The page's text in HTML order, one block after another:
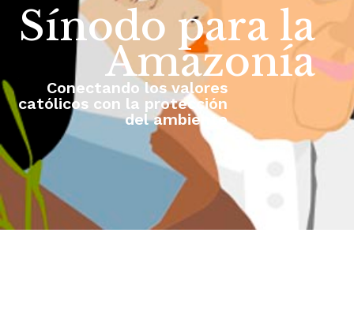
Sínodo para la
Amazonía
Conectando los valores
católicos con la protección
del ambiente